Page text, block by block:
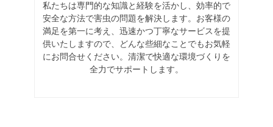
私たちは専門的な知識と経験を活かし、効率的で
安全な方法で害虫の問題を解決します。お客様の
満足を第一に考え、迅速かつ丁寧なサービスを提
供いたしますので、どんな些細なことでもお気軽
にお問合せください。清潔で快適な環境づくりを
全力でサポートします。